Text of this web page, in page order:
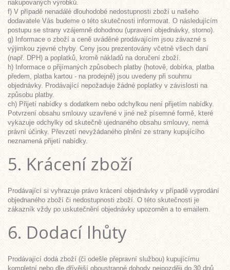
nakupovaných výrobků.
f) V případě nenadálé dlouhodobé nedostupnosti zboží u našeho
dodavatele Vás budeme o této skutečnosti informovat. O následujícím
postupu se strany vzájemně dohodnou (upravení objednávky, storno).
g) Informace o zboží a ceně uváděné prodávajícím jsou závazné s
výjimkou zjevné chyby. Ceny jsou prezentovány včetně všech daní
(např. DPH) a poplatků, kromě nákladů na doručení zboží.
h) Informace o přijímaných způsobech platby (hotově, dobírka, platba
předem, platba kartou - na prodejně) jsou uvedeny při souhrnu
objednávky. Prodávající nepožaduje žádné poplatky v závislosti na
způsobu platby.
ch) Přijetí nabídky s dodatkem nebo odchylkou není přijetím nabídky.
Potvrzení obsahu smlouvy uzavřené v jiné než písemné formě, které
vykazuje odchylky od skutečně ujednaného obsahu smlouvy, nemá
právní účinky. Převzetí nevyžádaného plnění ze strany kupujícího
neznamená přijetí nabídky.
5. Krácení zboží
Prodávající si vyhrazuje právo krácení objednávky v případě vyprodání
objednaného zboží či nedostupnosti zboží. O této skutečnosti je
zákazník vždy po uskutečnění objednávky upozorněn a to emailem.
6. Dodací lhůty
Prodávající dodá zboží (či odešle přepravní službou) kupujícímu
kompletní nebo dle dřívější oboustranné dohody nejpozději do 30 dnů